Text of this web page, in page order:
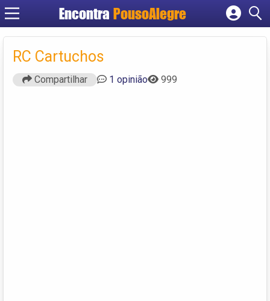
Encontra PousoAlegre
Cadastrar empresa
RC Cartuchos
Compartilhar 1 opinião 999